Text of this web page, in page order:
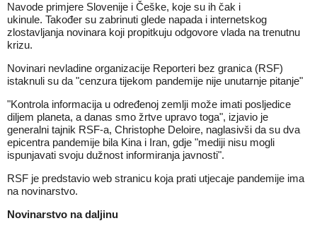
Navode primjere Slovenije i Češke, koje su ih čak i
ukinule. Također su zabrinuti glede napada i internetskog
zlostavljanja novinara koji propitkuju odgovore vlada na trenutnu
krizu.
Novinari nevladine organizacije Reporteri bez granica (RSF)
istaknuli su da "cenzura tijekom pandemije nije unutarnje pitanje"
"Kontrola informacija u određenoj zemlji može imati posljedice
diljem planeta, a danas smo žrtve upravo toga", izjavio je
generalni tajnik RSF-a, Christophe Deloire, naglasivši da su dva
epicentra pandemije bila Kina i Iran, gdje "mediji nisu mogli
ispunjavati svoju dužnost informiranja javnosti".
RSF je predstavio web stranicu koja prati utjecaje pandemije ima
na novinarstvo.
Novinarstvo na daljinu